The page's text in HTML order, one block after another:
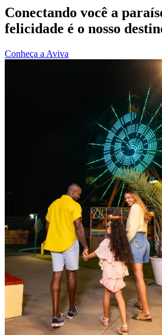
Conectando você a
felicidade é o nosso
Conheça a Aviva